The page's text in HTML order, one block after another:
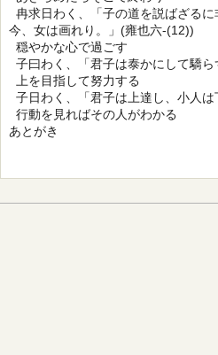
冉求日わく、「子の道を説ばざる
今、女は画れり。」(雍也六-(12))
穏やかな心で過ごす
子曰わく、「君子は泰かにして驕
上を目指して努力する
子日わく、「君子は上達し、小人
行動を見ればその人がわかる
あとがき